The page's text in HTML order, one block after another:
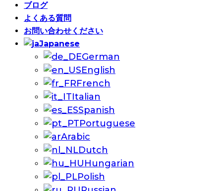
ブログ
よくある質問
お問い合わせください
Japanese
German
English
French
Italian
Spanish
Portuguese
Arabic
Dutch
Hungarian
Polish